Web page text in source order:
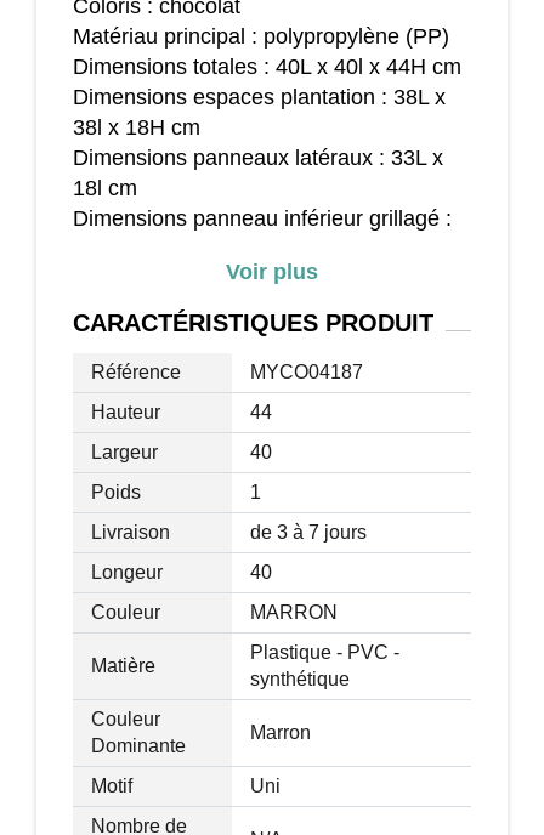
Coloris : chocolat
Matériau principal : polypropylène (PP)
Dimensions totales : 40L x 40l x 44H cm
Dimensions espaces plantation : 38L x
38l x 18H cm
Dimensions panneaux latéraux : 33L x
18l cm
Dimensions panneau inférieur grillagé :
Dimensions panneau inférieur : 40L x 40l
x 3,5H cm
Diamètre trous de drainage : 2,5 cm
Charge max. recommandée : 50 Kg (par
jardinière)
Livraison effectuée en un colis
Voir plus
CARACTÉRISTIQUES PRODUIT
Référence
MYCO04187
Hauteur
44
Largeur
40
Poids
1
Livraison
de 3 à 7 jours
Longeur
40
Couleur
MARRON
Matière
Plastique - PVC -
synthétique
Couleur
Dominante
Marron
Motif
Uni
Nombre de